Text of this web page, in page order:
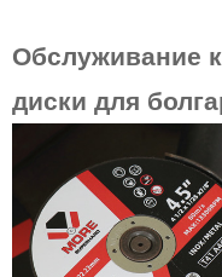
Обслуживание
диски для